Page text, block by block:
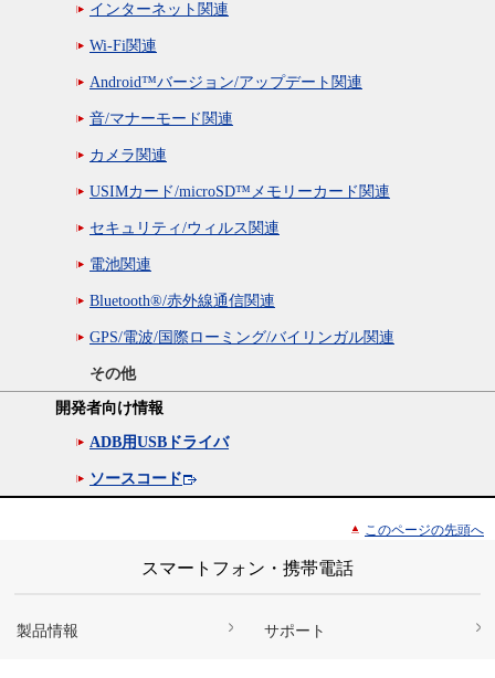
インターネット関連
Wi-Fi関連
Android™バージョン/アップデート関連
音/マナーモード関連
カメラ関連
USIMカード/microSD™メモリーカード関連
セキュリティ/ウィルス関連
電池関連
Bluetooth®/赤外線通信関連
GPS/電波/国際ローミング/バイリンガル関連
その他
開発者向け情報
ADB用USBドライバ
ソースコード
このページの先頭へ
スマートフォン・携帯電話
製品情報 サポート